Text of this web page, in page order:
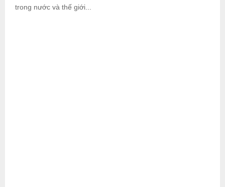
trong nước và thế giới...